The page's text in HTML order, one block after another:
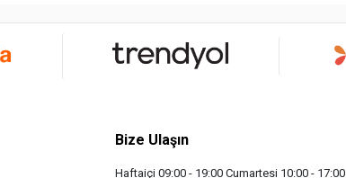
Bize Ulaşın
Haftaiçi 09:00 - 19:00 Cumartesi 10:00 - 17:00